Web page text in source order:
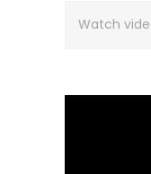
Watch